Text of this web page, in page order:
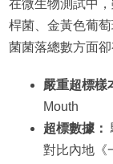
在微生物測試中
桿菌、金黃色葡
菌菌落總數方面卻
嚴重超標樣
Mouth
超標數據：
對比內地《